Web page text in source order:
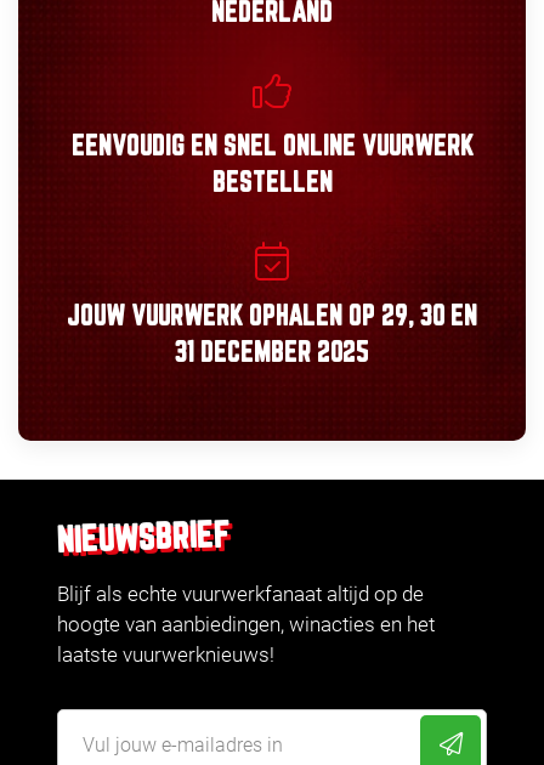
NEDERLAND
EENVOUDIGEN SNEL ONLINE VUURWERK
BESTELLEN
JOUW VUURWERK OPHALEN OP 29, 30 EN
31 DECEMBER 2025
NIEUWSBRIEF
Blijf als echte vuurwerkfanaat altijd op de
hoogte van aanbiedingen, winacties en het
laatste vuurwerknieuws!